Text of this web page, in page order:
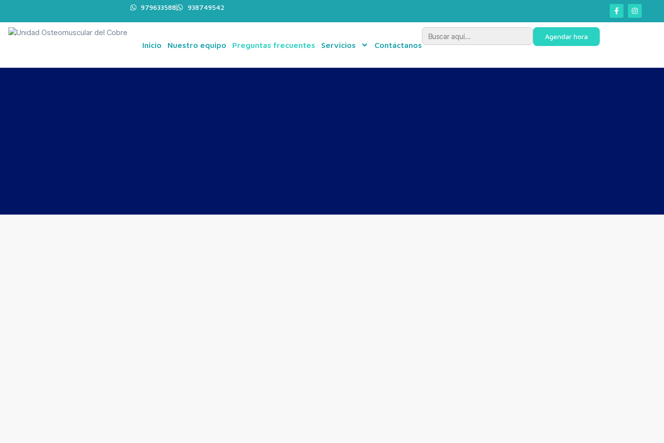
979633588 938749542
Inicio Nuestro equipo Preguntas frecuentes Servicios Contáctanos
Buscar: Agendar hora